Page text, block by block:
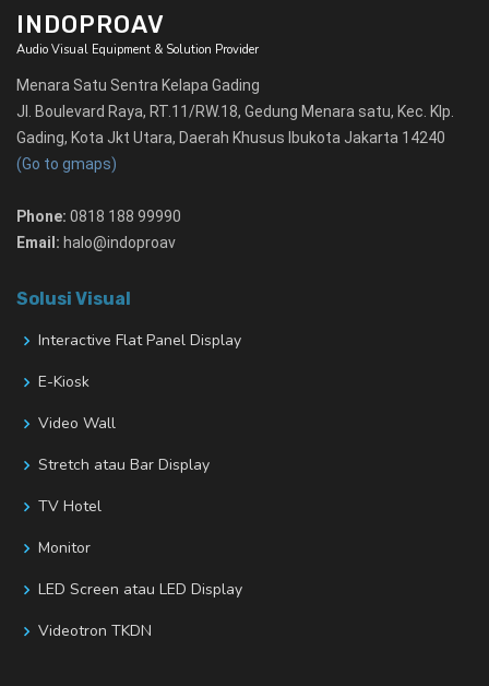
INDOPROAV
Audio Visual Equipment & Solution Provider
Menara Satu Sentra Kelapa Gading
Jl. Boulevard Raya, RT.11/RW.18, Gedung Menara satu, Kec. Klp.
Gading, Kota Jkt Utara, Daerah Khusus Ibukota Jakarta 14240
(Go to gmaps)
Phone: 0818 188 99990
Email: halo@indoproav
Solusi Visual
Interactive Flat Panel Display
E-Kiosk
Video Wall
Stretch atau Bar Display
TV Hotel
Monitor
LED Screen atau LED Display
Videotron TKDN